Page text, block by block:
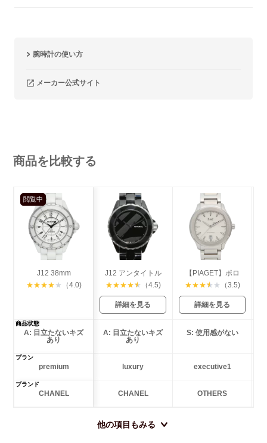
腕時計の使い方
メーカー公式サイト
商品を比較する
閲覧中
J12 38mm
★★★★ ★ （4.0)
J12 アンタイトル
★★★★★ （4.5)
詳細を見る
【PIAGET】ポロ
★★★★ ★ （3.5)
詳細を見る
商品状態
A: 目立たないキズ
あり
A: 目立たないキズ
あり
S: 使用感がない
プラン
premium luxury executive1
ブランド
CHANEL CHANEL OTHERS
他の項目もみる